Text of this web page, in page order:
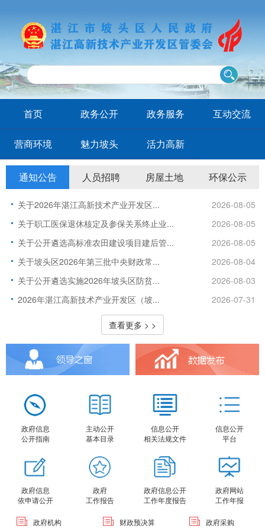
首页 政务公开 政务服务 互动交流
营商环境 魅力坡头 活力高新
通知公告 人员招聘 房屋土地 环保公示
关于2026年湛江高新技术产业开发区...
2026-08-05
关于职工医保退休核定及参保关系终止业...
2026-08-05
关于公开遴选高标准农田建设项目建后管...
2026-08-05
关于坡头区2026年第三批中央财政常...
2026-08-04
关于公开遴选实施2026年坡头区防贫...
2026-08-03
2026年湛江高新技术产业开发区（坡...
2026-07-31
查看更多 > >
政府信息
公开指南
主动公开
基本目录
信息公开
相关法规文件
信息公开
平台
政府信息
依申请公开
政府
工作报告
政府信息公开
工作年度报告
政府网站
工作年报
政府机构 财政预决算 政府采购